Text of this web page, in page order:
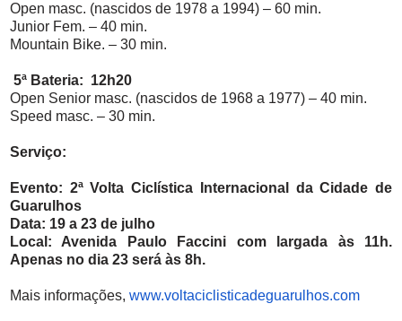
Open masc. (nascidos de 1978 a 1994) – 60 min.
Junior Fem. – 40 min.
Mountain Bike. – 30 min.
5ª Bateria: 12h20
Open Senior masc. (nascidos de 1968 a 1977) – 40 min.
Speed masc. – 30 min.
Serviço:
Evento: 2ª Volta Ciclística Internacional da Cidade de
Guarulhos
Data: 19 a 23 de julho
Local: Avenida Paulo Faccini com largada às 11h.
Apenas no dia 23 será às 8h.
Mais informações, www.voltaciclisticadeguarulhos.com